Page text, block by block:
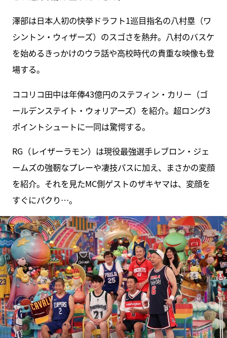
澤部は日本人初の快挙ドラフト1巡⽬指名の⼋村塁（ワ
シントン・ウィザーズ）のスゴさを熱弁。⼋村のバスケ
を始めるきっかけのウラ話や高校時代の貴重な映像も登
場する。
ココリコ⽥中は年俸43億円のステフィン・カリー（ゴ
ールデンステイト・ウォリアーズ）を紹介。超ロング3
ポイントシュートに一同は驚愕する。
RG（レイザーラモン）は現役最強選手レブロン・ジェ
ームズの強靭なプレーや凄技パスに加え、まさかの変顔
を紹介。それを見たMC側ゲストのザキヤマは、変顔を
すぐにパクり…。